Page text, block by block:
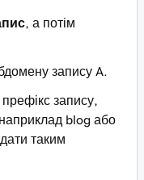
, а потім
запису A.
запису,
blog або
таким